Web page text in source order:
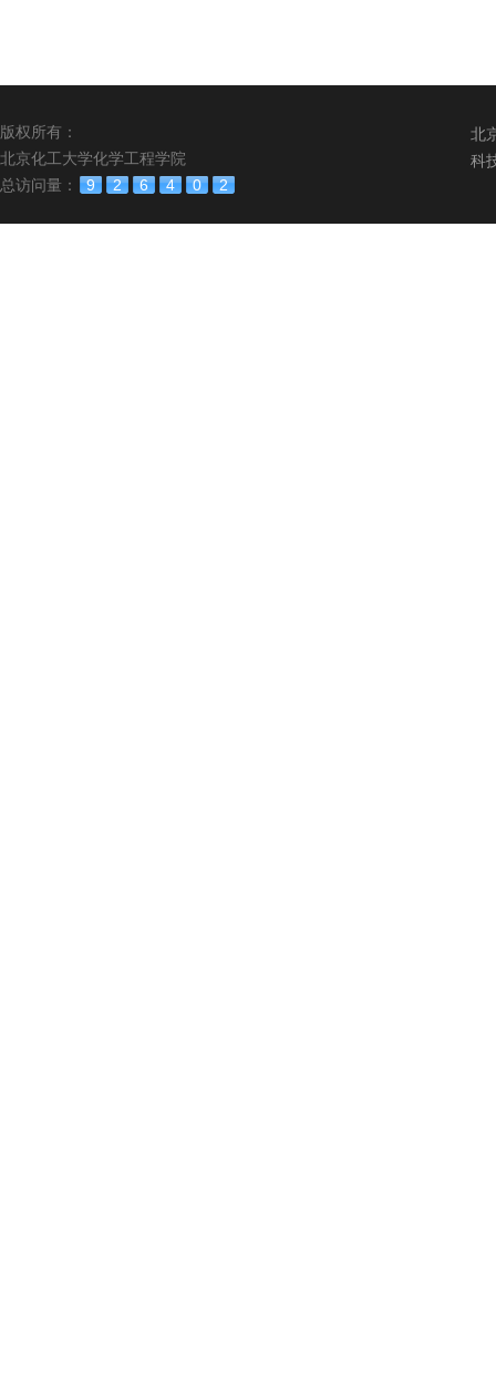
版权所有：
北京化工大学化学工程学院
总访问量：
9 2 6 4 0 2
北
科